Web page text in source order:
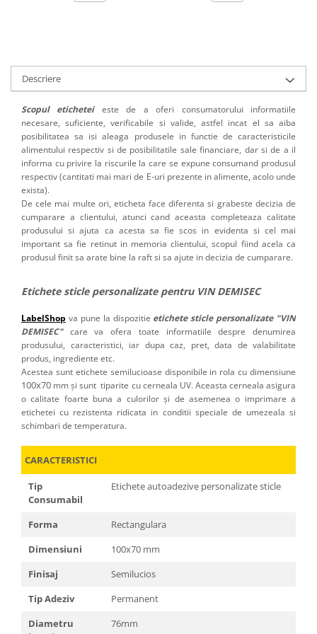
Descriere
Scopul eticheteieste de a oferi consumatorului informatiile
necesare, suficiente, verificabile si valide, astfel incat el sa aiba
posibilitatea sa isi aleaga produsele in functie de caracteristicile
alimentului respectiv si de posibilitatile sale financiare, dar si de a il
informa cu privire la riscurile la care se expune consumand produsul
respectiv (cantitati mai mari de E-uri prezente in alimente, acolo unde
exista).
De cele mai multe ori, eticheta face diferenta si grabeste decizia de
cumparare a clientului, atunci cand aceasta completeaza calitate
produsului si ajuta ca acesta sa fie scos in evidenta si cel mai
important sa fie retinut in memoria clientului, scopul fiind acela ca
produsul finit sa arate bine la raft si sa ajute in decizia de cumparare.
Etichete sticle personalizate pentru VIN DEMISEC
LabelShop va pune la dispozitie etichete sticle personalizate "VIN
DEMISEC"care va ofera toate informatiile despre denumirea
produsului, caracteristici, iar dupa caz, pret, data de valabilitate
produs, ingrediente etc.
Acestea sunt etichete semilucioase disponibile in rola cu dimensiune
100x70 mm și sunt tiparite cu cerneala UV. Aceasta cerneala asigura
o calitate foarte buna a culorilor și de asemenea o imprimare a
etichetei cu rezistenta ridicata in conditii speciale de umezeala si
schimbari de temperatura.
CARACTERISTICI
Tip
Consumabil
Etichete autoadezive personalizate sticle
Forma
Rectangulara
Dimensiuni
100x70 mm
Finisaj
Semilucios
Tip Adeziv
Permanent
Diametru
76mm